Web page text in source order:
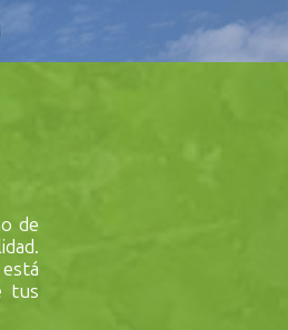
de
tus